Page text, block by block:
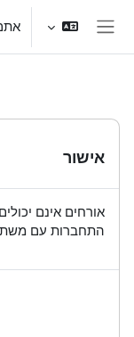
חלון סקירה צדדי
אישור
אורחים אינם
התחברות עם